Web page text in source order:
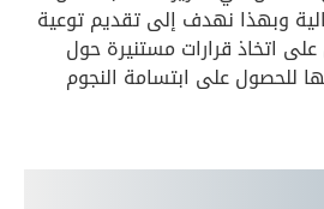
وبهذا نهدف إلى تقديم توعية
اتخاذ قرارات مستنيرة حول
للحصول على ابتسامة النجوم